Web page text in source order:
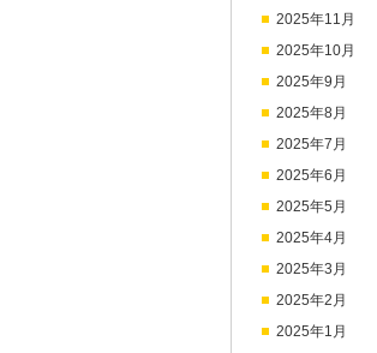
2025年11月
2025年10月
2025年9月
2025年8月
2025年7月
2025年6月
2025年5月
2025年4月
2025年3月
2025年2月
2025年1月